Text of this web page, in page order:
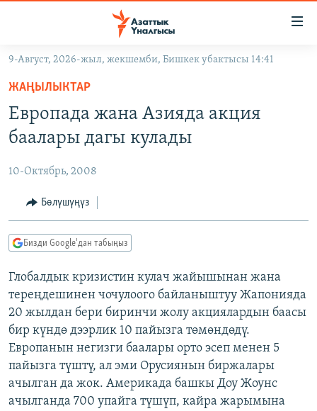
Навигацияга
өтүңүз
Издөөгө
салыңызКЫРГЫЗСТАН
ЭКОНОМИКА
МАДАНИЯТ
ДҮЙНӨ
БОРБОР АЗИЯ
УКРАИНА
АТАЙЫН ИЛИКТӨӨ
ТВ ПРОГРАММАЛАР
ЭКСПЕРТТЕР ТАЛДАЙТ
БИЗ ЖАНА ДҮЙНӨ
ЭЖЕ-СИҢДИЛЕР
ЫҢГАЙСЫЗ СУРООЛОР
ӨЗГӨЧӨ ПИКИР
Русский
ОНЛАЙН ШЕРИНЕ
9-Август, 2026-жыл, жекшемби, Бишкек убактысы 14:41
ЖАҢЫЛЫКТАР
Европада жана Азияда акция
баалары дагы кулады
10-Октябрь, 2008
Бөлүшүңүз
Бизди Google'дан табыңыз
Глобалдык кризистин кулач жайышынан жана
тереңдешинен чочулоого байланыштуу Жапонияда
20 жылдан бери биринчи жолу акциялардын баасы
бир күндө дээрлик 10 пайызга төмөндөдү.
Европанын негизги баалары орто эсеп менен 5
пайызга түштү, ал эми Орусиянын биржалары
ачылган да жок. Америкада башкы Доу Жоунс
ачылганда 700 упайга түшүп, кайра жарымына